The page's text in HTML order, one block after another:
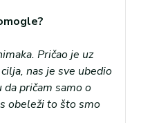
Pričao je uz
nas je sve ubedio
pričam samo o
obeleži to što smo